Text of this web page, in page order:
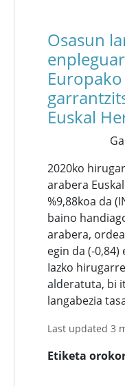
Osasun
Euskal
2020ko
arabera
%9,88koa da
baino
arabera,
egin da (-0,84)
Iazko
alderatuta, bi
langabezia
Last updated 3
Etiketa